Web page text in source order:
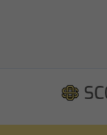
contenuto